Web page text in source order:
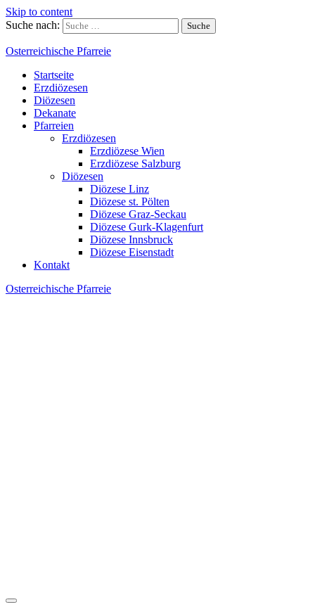
Skip to content
Suche nach:
Osterreichische Pfarreie
Startseite
Erzdiözesen
Diözesen
Dekanate
Pfarreien
Erzdiözesen
Erzdiözese Wien
Erzdiözese Salzburg
Diözesen
Diözese Linz
Diözese st. Pölten
Diözese Graz-Seckau
Diözese Gurk-Klagenfurt
Diözese Innsbruck
Diözese Eisenstadt
Kontakt
Osterreichische Pfarreie